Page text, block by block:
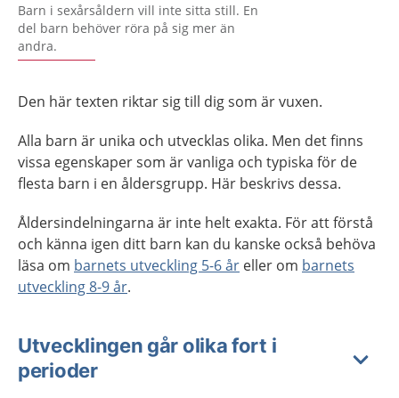
Barn i sexårsåldern vill inte sitta still. En
del barn behöver röra på sig mer än
andra.
Den här texten riktar sig till dig som är vuxen.
Alla barn är unika och utvecklas olika. Men det finns
vissa egenskaper som är vanliga och typiska för de
flesta barn i en åldersgrupp. Här beskrivs dessa.
Åldersindelningarna är inte helt exakta. För att förstå
och känna igen ditt barn kan du kanske också behöva
läsa om barnets utveckling 5-6 år eller om barnets
utveckling 8-9 år.
Utvecklingen går olika fort i
perioder